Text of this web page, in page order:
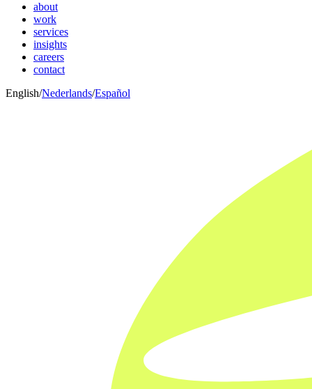
about
work
services
insights
careers
contact
English/Nederlands/Español